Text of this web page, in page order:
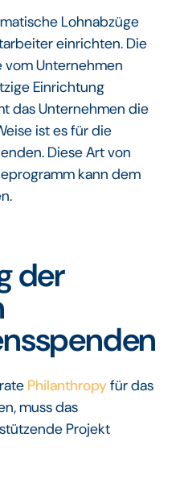
Lohnabzüge
einrichten. Die
Unternehmen
Einrichtung
das Unternehmen die
ist es für die
Diese Art von
kann dem
der
Philanthropyfür das
muss das
Projekt